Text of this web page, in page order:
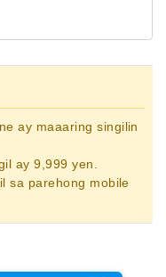
ay maaaring singilin
ay 9,999 yen.
sa parehong mobile